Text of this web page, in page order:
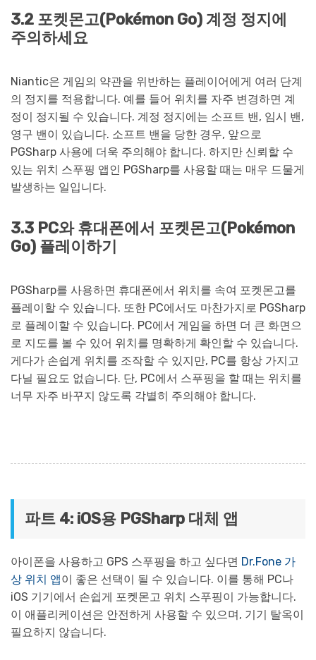
3.2 포켓몬고(Pokémon Go) 계정 정지에
주의하세요
Niantic은 게임의 약관을 위반하는 플레이어에게 여러 단계
의 정지를 적용합니다. 예를 들어 위치를 자주 변경하면 계
정이 정지될 수 있습니다. 계정 정지에는 소프트 밴, 임시 밴,
영구 밴이 있습니다. 소프트 밴을 당한 경우, 앞으로
PGSharp 사용에 더욱 주의해야 합니다. 하지만 신뢰할 수
있는 위치 스푸핑 앱인 PGSharp를 사용할 때는 매우 드물게
발생하는 일입니다.
3.3 PC와 휴대폰에서 포켓몬고(Pokémon
Go) 플레이하기
PGSharp를 사용하면 휴대폰에서 위치를 속여 포켓몬고를
플레이할 수 있습니다. 또한 PC에서도 마찬가지로 PGSharp
로 플레이할 수 있습니다. PC에서 게임을 하면 더 큰 화면으
로 지도를 볼 수 있어 위치를 명확하게 확인할 수 있습니다.
게다가 손쉽게 위치를 조작할 수 있지만, PC를 항상 가지고
다닐 필요도 없습니다. 단, PC에서 스푸핑을 할 때는 위치를
너무 자주 바꾸지 않도록 각별히 주의해야 합니다.
파트 4: iOS용 PGSharp 대체 앱
아이폰을 사용하고 GPS 스푸핑을 하고 싶다면 Dr.Fone 가
상 위치 앱이 좋은 선택이 될 수 있습니다. 이를 통해 PC나
iOS 기기에서 손쉽게 포켓몬고 위치 스푸핑이 가능합니다.
이 애플리케이션은 안전하게 사용할 수 있으며, 기기 탈옥이
필요하지 않습니다.